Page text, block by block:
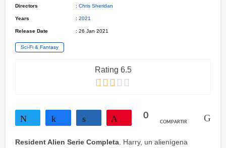
Directors : Chris Sheridan
Years : 2021
Release Date : 26 Jan 2021
Sci-Fi & Fantasy
Rating 6.5
0
COMPARTIR
Resident Alien Serie Completa . Harry, un alienígena